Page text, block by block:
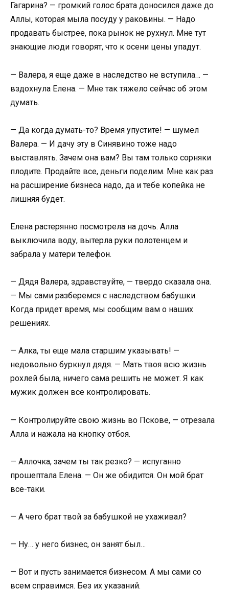
Гагарина? — громкий голос брата доносился даже до
Аллы, которая мыла посуду у раковины. — Надо
продавать быстрее, пока рынок не рухнул. Мне тут
знающие люди говорят, что к осени цены упадут.
— Валера, я еще даже в наследство не вступила… —
вздохнула Елена. — Мне так тяжело сейчас об этом
думать.
— Да когда думать-то? Время упустите! — шумел
Валера. — И дачу эту в Синявино тоже надо
выставлять. Зачем она вам? Вы там только сорняки
плодите. Продайте все, деньги поделим. Мне как раз
на расширение бизнеса надо, да и тебе копейка не
лишняя будет.
Елена растерянно посмотрела на дочь. Алла
выключила воду, вытерла руки полотенцем и
забрала у матери телефон.
— Дядя Валера, здравствуйте, — твердо сказала она.
— Мы сами разберемся с наследством бабушки.
Когда придет время, мы сообщим вам о наших
решениях.
— Алка, ты еще мала старшим указывать! —
недовольно буркнул дядя. — Мать твоя всю жизнь
рохлей была, ничего сама решить не может. Я как
мужик должен все контролировать.
— Контролируйте свою жизнь во Пскове, — отрезала
Алла и нажала на кнопку отбоя.
— Аллочка, зачем ты так резко? — испуганно
прошептала Елена. — Он же обидится. Он мой брат
все-таки.
— А чего брат твой за бабушкой не ухаживал?
— Ну… у него бизнес, он занят был…
— Вот и пусть занимается бизнесом. А мы сами со
всем справимся. Без их указаний.